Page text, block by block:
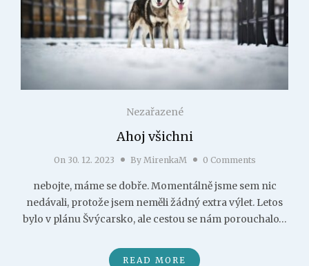
Nezařazené
Ahoj všichni
On 30. 12. 2023 By MirenkaM 0 Comments
nebojte, máme se dobře. Momentálně jsme sem nic
nedávali, protože jsem neměli žádný extra výlet. Letos
bylo v plánu Švýcarsko, ale cestou se nám porouchalo…
READ MORE